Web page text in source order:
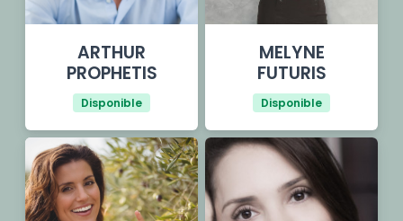
ARTHUR
PROPHETIS
Disponible
MELYNE
FUTURIS
Disponible